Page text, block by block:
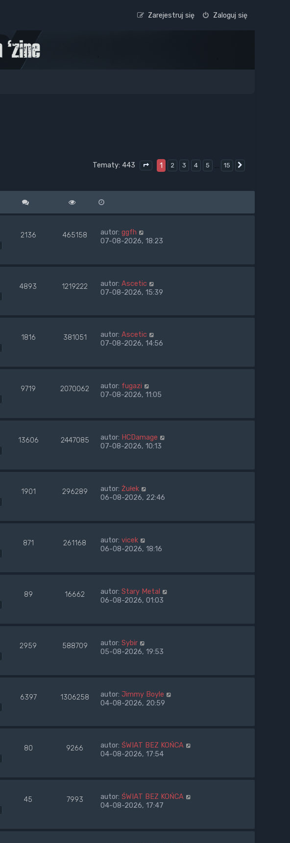
Zaloguj się
Zarejestruj się
Tematy: 443 Strona1 15
1 2 3 4 5 … 15
2136 465158 autor: ggfh
07-08-2026, 18:23
4893 1219222 autor: Ascetic
07-08-2026, 15:39
1816 381051 autor: Ascetic
07-08-2026, 14:56
9719 2070062 autor: fugazi
07-08-2026, 11:05
13606 2447085 autor: HCDamage
07-08-2026, 10:13
1901 296289 autor: Żułek
06-08-2026, 22:46
871 261168 autor: vicek
06-08-2026, 18:16
89 16662 autor: Stary Metal
06-08-2026, 01:03
2959 588709 autor: Sybir
05-08-2026, 19:53
6397 1306258 autor: Jimmy Boyle
04-08-2026, 20:59
80 9266 autor: ŚWIAT BEZ KOŃCA
04-08-2026, 17:54
45 7993 autor: ŚWIAT BEZ KOŃCA
04-08-2026, 17:47